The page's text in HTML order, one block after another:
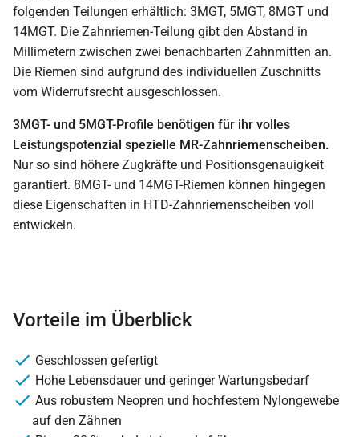
folgenden Teilungen erhältlich: 3MGT, 5MGT, 8MGT und
14MGT. Die Zahnriemen-Teilung gibt den Abstand in
Millimetern zwischen zwei benachbarten Zahnmitten an.
Die Riemen sind aufgrund des individuellen Zuschnitts
vom Widerrufsrecht ausgeschlossen.
3MGT- und 5MGT-Profile benötigen für ihr volles
Leistungspotenzial spezielle MR-Zahnriemenscheiben.
Nur so sind höhere Zugkräfte und Positionsgenauigkeit
garantiert. 8MGT- und 14MGT-Riemen können hingegen
diese Eigenschaften in HTD-Zahnriemenscheiben voll
entwickeln.
Vorteile im Überblick
Geschlossen gefertigt
Hohe Lebensdauer und geringer Wartungsbedarf
Aus robustem Neopren und hochfestem Nylongewebe
auf den Zähnen